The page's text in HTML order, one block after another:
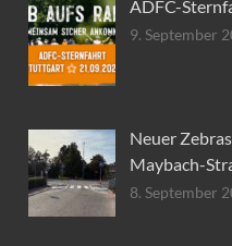
ADFC-
9. September
Neuer
Maybach-
8. September